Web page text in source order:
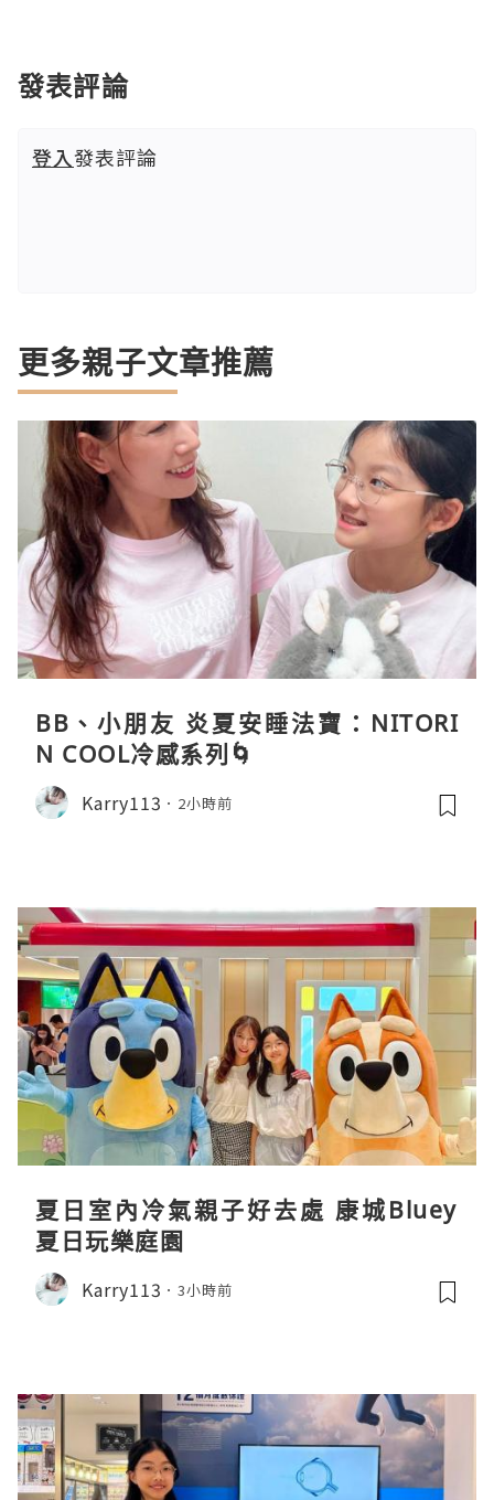
發表評論
登入發表評論
更多親子文章推薦
BB、小朋友 炎夏安睡法寶：NITORI
N COOL冷感系列🌀
Karry113 2小時前
夏日室內冷氣親子好去處 康城Bluey
夏日玩樂庭園
Karry113 3小時前